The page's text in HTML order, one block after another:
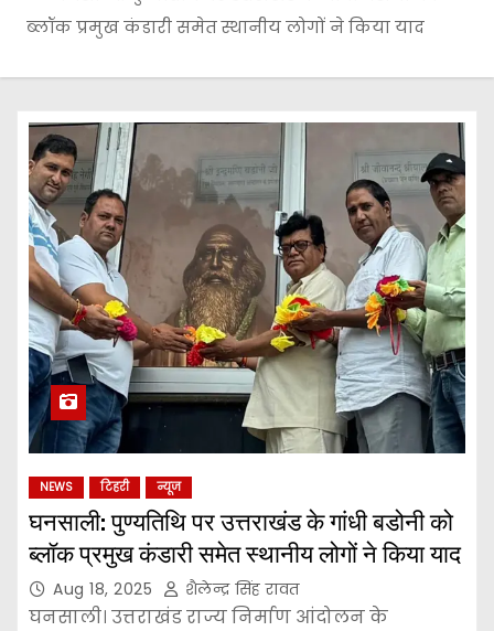
ब्लॉक प्रमुख कंडारी समेत स्थानीय लोगों ने किया याद
NEWS टिहरी न्यूज
घनसाली: पुण्यतिथि पर उत्तराखंड के गांधी बडोनी को
ब्लॉक प्रमुख कंडारी समेत स्थानीय लोगों ने किया याद
Aug 18, 2025 शैलेन्द्र सिंह रावत
घनसाली। उत्तराखंड राज्य निर्माण आंदोलन के